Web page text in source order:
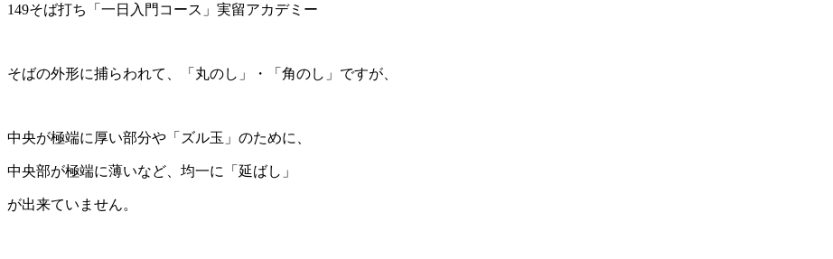
149そば打ち「一日入門コース」実留アカデミー
そばの外形に捕らわれて、「丸のし」・「角のし」ですが、
中央が極端に厚い部分や「ズル玉」のために、
中央部が極端に薄いなど、均一に「延ばし」
が出来ていません。